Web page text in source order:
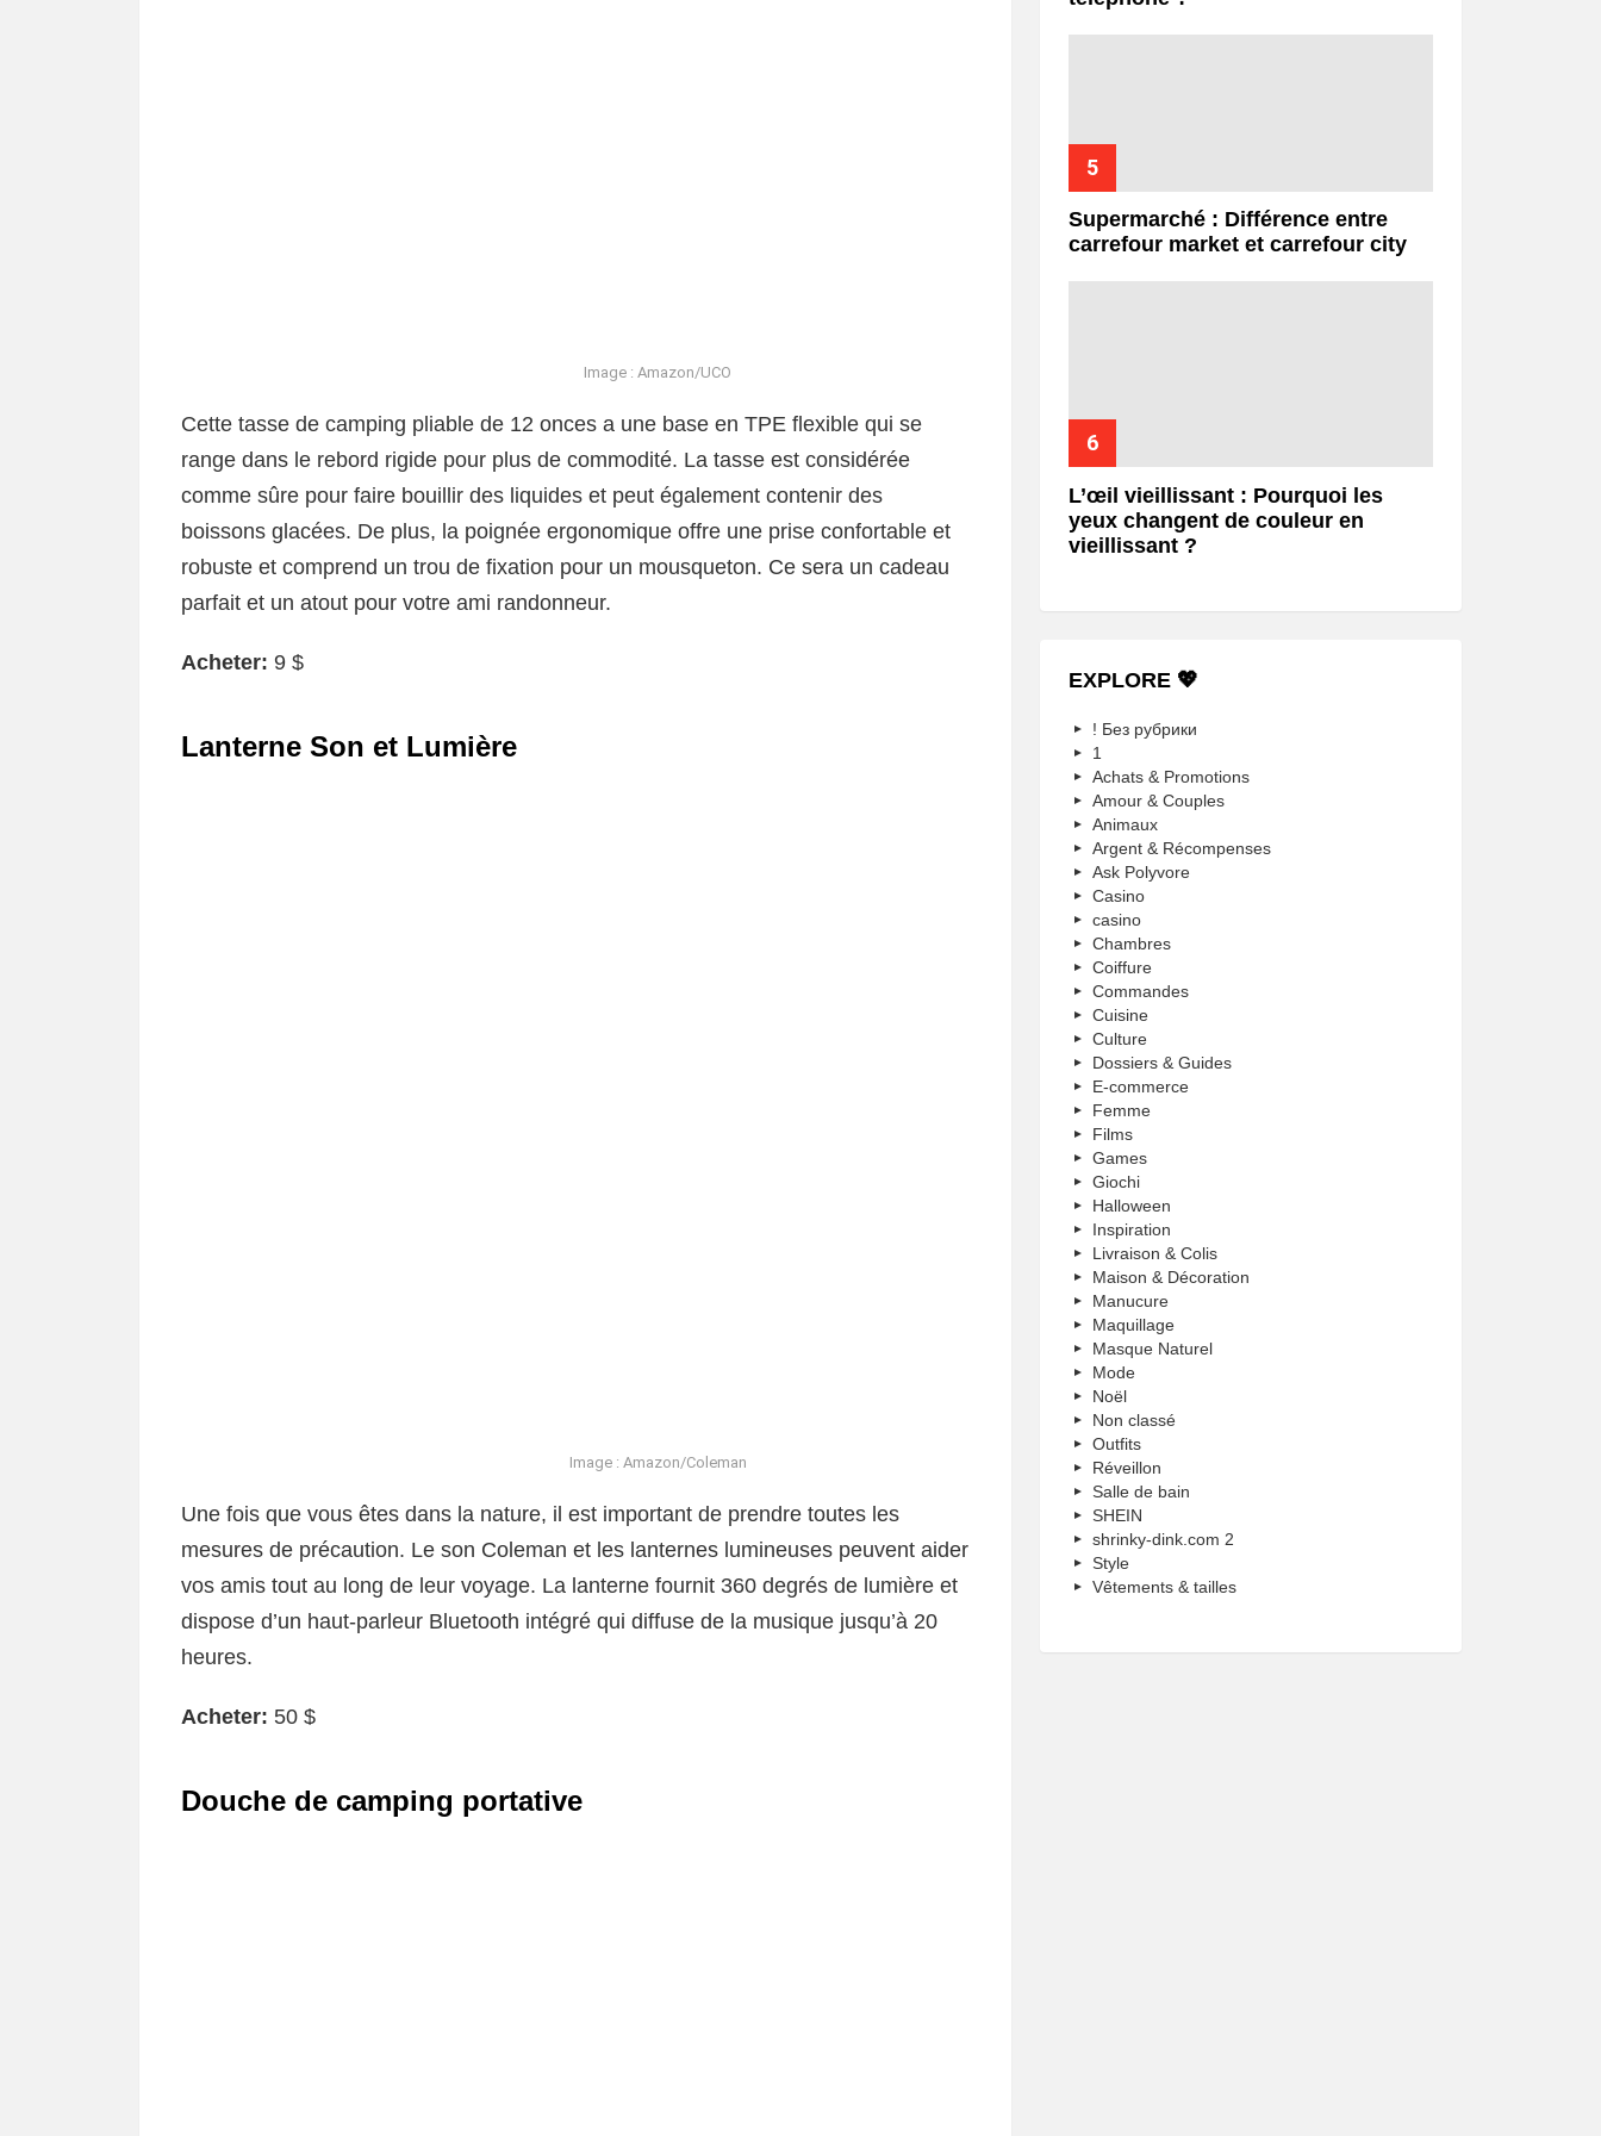
Image : Amazon/UCO
Cette tasse de camping pliable de 12 onces a une base en TPE flexible qui se
range dans le rebord rigide pour plus de commodité. La tasse est considérée
comme sûre pour faire bouillir des liquides et peut également contenir des
boissons glacées. De plus, la poignée ergonomique offre une prise confortable et
robuste et comprend un trou de fixation pour un mousqueton. Ce sera un cadeau
parfait et un atout pour votre ami randonneur.
Acheter: 9 $
Lanterne Son et Lumière
Image : Amazon/Coleman
Une fois que vous êtes dans la nature, il est important de prendre toutes les
mesures de précaution. Le son Coleman et les lanternes lumineuses peuvent aider
vos amis tout au long de leur voyage. La lanterne fournit 360 degrés de lumière et
dispose d’un haut-parleur Bluetooth intégré qui diffuse de la musique jusqu’à 20
heures.
Acheter: 50 $
Douche de camping portative
Supermarché : Différence entre
carrefour market et carrefour city
L’œil vieillissant : Pourquoi les
yeux changent de couleur en
vieillissant ?
EXPLORE 💖
! Без рубрики
1
Achats & Promotions
Amour & Couples
Animaux
Argent & Récompenses
Ask Polyvore
Casino
casino
Chambres
Coiffure
Commandes
Cuisine
Culture
Dossiers & Guides
E-commerce
Femme
Films
Games
Giochi
Halloween
Inspiration
Livraison & Colis
Maison & Décoration
Manucure
Maquillage
Masque Naturel
Mode
Noël
Non classé
Outfits
Réveillon
Salle de bain
SHEIN
shrinky-dink.com 2
Style
Vêtements & tailles